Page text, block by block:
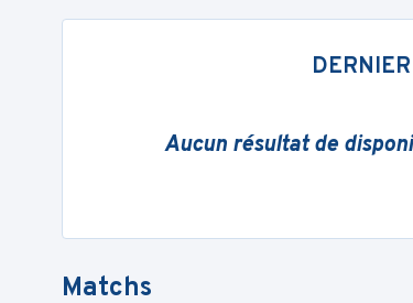
Aucun résultat de
Matchs